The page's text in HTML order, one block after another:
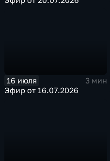
16 июля
3 мин
Эфир от 16.07.2026